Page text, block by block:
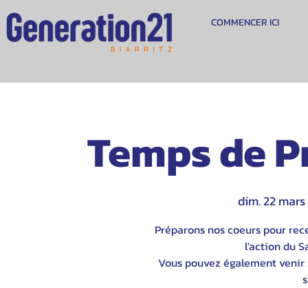
COMMENCER ICI
Temps de
dim. 22 mars
Préparons nos coeurs pour
l'action du
Vous pouvez également